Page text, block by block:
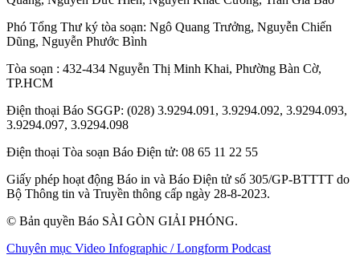
Phó Tổng Thư ký tòa soạn: Ngô Quang Trưởng, Nguyễn Chiến
Dũng, Nguyễn Phước Bình
Tòa soạn : 432-434 Nguyễn Thị Minh Khai, Phường Bàn Cờ,
TP.HCM
Điện thoại Báo SGGP: (028) 3.9294.091, 3.9294.092, 3.9294.093,
3.9294.097, 3.9294.098
Điện thoại Tòa soạn Báo Điện tử: 08 65 11 22 55
Giấy phép hoạt động Báo in và Báo Điện tử số 305/GP-BTTTT do
Bộ Thông tin và Truyền thông cấp ngày 28-8-2023.
© Bản quyền Báo SÀI GÒN GIẢI PHÓNG.
Chuyên mục Video Infographic / Longform Podcast